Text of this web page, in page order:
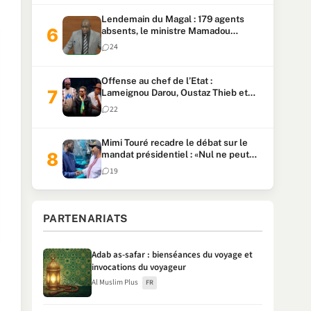
Lendemain du Magal : 179 agents
absents, le ministre Mamadou
Lamine Dianté exige des explications
24
Offense au chef de l’Etat :
Lameignou Darou, Oustaz Thieb et
Ndiaye Touba lourdement
condamnés
22
Mimi Touré recadre le débat sur le
mandat présidentiel : «Nul ne peut
faire plus de deux mandats
consécutifs de 5 ans»
19
PARTENARIATS
Adab as-safar : bienséances du voyage et
invocations du voyageur
Al Muslim Plus FR